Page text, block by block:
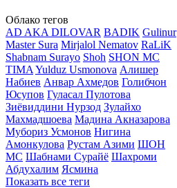
Облако тегов
AD AKA DILOVAR BADIK Gulinur
Master Sura Mirjalol Nematov RaLiK
Shabnam Surayo Shoh SHON MC
TIMA Yulduz Usmonova Алишер
Набиев Анвар Ахмедов Голибчон
Юсупов Гуласал Пулотова
Зиёвиддини Нурзод Зулайхо
Махмадшоева Мадина Акназарова
Мубориз Усмонов Нигина
Амонкулова Рустам Азими ШОН
МС Шабнами Сурайё Шахроми
Абдухалим Ясмина
Показать все теги